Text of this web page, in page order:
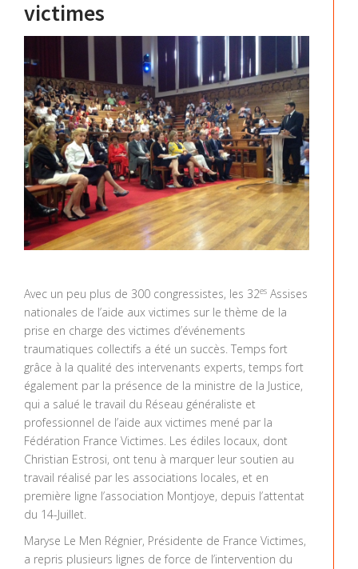
victimes
Avec un peu plus de 300 congressistes, les 32es Assises
nationales de l’aide aux victimes sur le thème de la
prise en charge des victimes d’événements
traumatiques collectifs a été un succès. Temps fort
grâce à la qualité des intervenants experts, temps fort
également par la présence de la ministre de la Justice,
qui a salué le travail du Réseau généraliste et
professionnel de l’aide aux victimes mené par la
Fédération France Victimes. Les édiles locaux, dont
Christian Estrosi, ont tenu à marquer leur soutien au
travail réalisé par les associations locales, et en
première ligne l’association Montjoye, depuis l’attentat
du 14-Juillet.
Maryse Le Men Régnier, Présidente de France Victimes,
a repris plusieurs lignes de force de l’intervention du